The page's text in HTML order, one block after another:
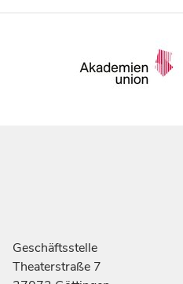
Geschäftsstelle
Theaterstraße 7